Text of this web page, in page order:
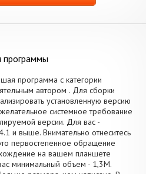
программы
программа с категории
автором . Для сборки
установленную версию
системное требование
версии. Для вас -
и выше. Внимательно отнеситесь
первостепенное обращение
на вашем планшете
минимальный объем - 1,3M.